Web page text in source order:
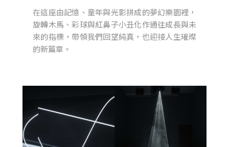
在這座由記憶、童年與光影拼成的夢幻樂園裡，
旋轉木馬、彩球與紅鼻子小丑化作通往成長與未
來的指標，帶領我們回望純真，也迎接人生璀璨
的新篇章。